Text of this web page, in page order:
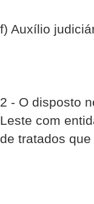
f) Auxílio
2 - O disposto
Leste com
de tratados